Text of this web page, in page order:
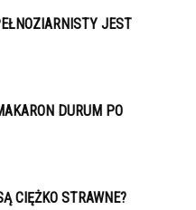
JEST
DURUM PO
CIĘŻKO STRAWNE?